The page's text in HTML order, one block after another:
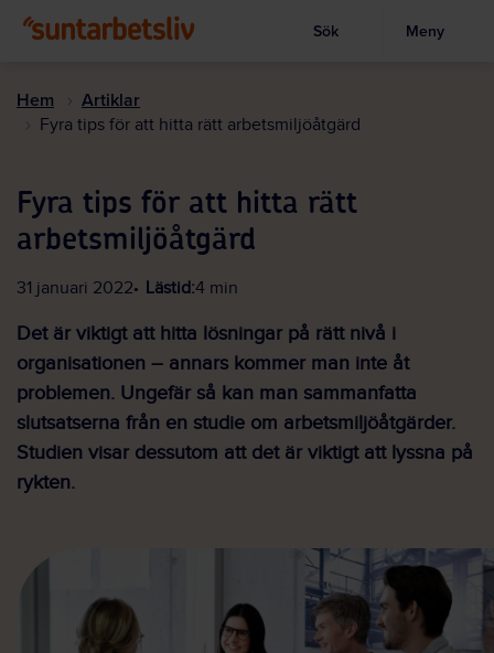
huvudinnehållet
Visa sökruta
Sök Meny
Hem Artiklar
Fyra tips för att hitta rätt arbetsmiljöåtgärd
Fyra tips för att hitta rätt
arbetsmiljöåtgärd
31 januari 2022 Lästid:4 min
Det är viktigt att hitta lösningar på rätt nivå i
organisationen – annars kommer man inte åt
problemen. Ungefär så kan man sammanfatta
slutsatserna från en studie om arbetsmiljöåtgärder.
Studien visar dessutom att det är viktigt att lyssna på
rykten.